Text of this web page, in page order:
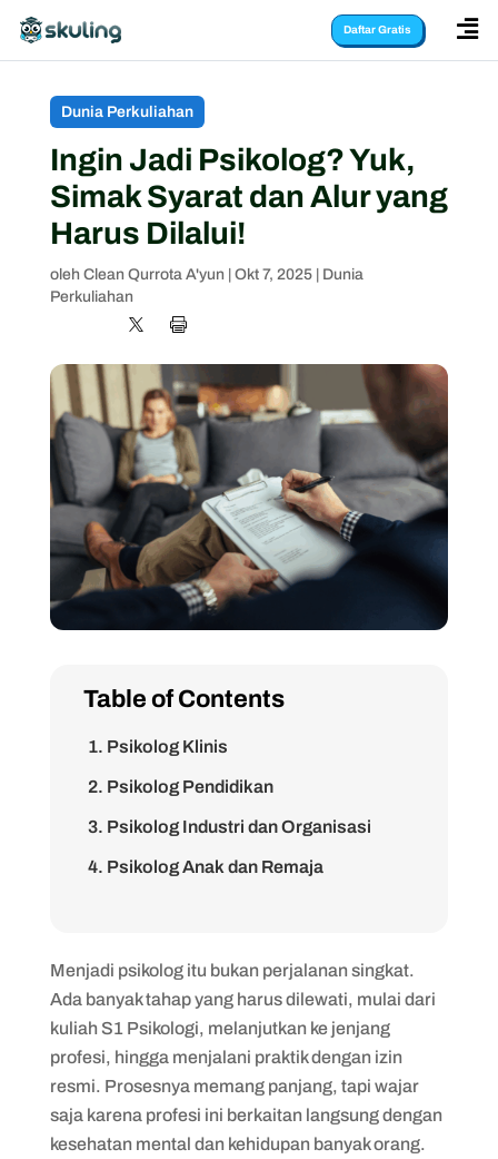
Daftar Gratis 
Dunia Perkuliahan
​​Ingin Jadi Psikolog? Yuk,
Simak Syarat dan Alur yang
Harus Dilalui!
oleh Clean Qurrota A'yun Okt 7, 2025| Dunia
Perkuliahan
Table of Contents
1. Psikolog Klinis
2. Psikolog Pendidikan
3. Psikolog Industri dan Organisasi
4. Psikolog Anak dan Remaja
2. Melanjutkan ke Pendidikan Profesi atau
Magister
3. Menjalani Magang dan Praktik Profesi
Menjadi psikolog itu bukan perjalanan singkat.
Ada banyak tahap yang harus dilewati, mulai dari
kuliah S1 Psikologi, melanjutkan ke jenjang
profesi, hingga menjalani praktik dengan izin
resmi. Prosesnya memang panjang, tapi wajar
saja karena profesi ini berkaitan langsung dengan
kesehatan mental dan kehidupan banyak orang.